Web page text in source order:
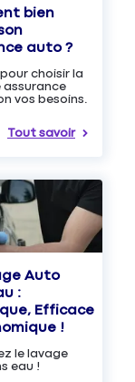
bien
auto ?
choisir la
assurance
vos besoins.
Tout savoir
Auto
:
Efficace
!
le lavage
eau !